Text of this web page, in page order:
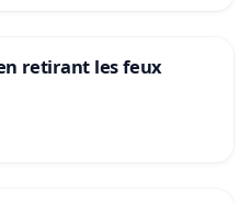
retirant les feux